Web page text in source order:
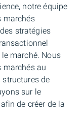
notre équipe
marchés
stratégies
marché. Nous
au
de
sur le
de créer de la